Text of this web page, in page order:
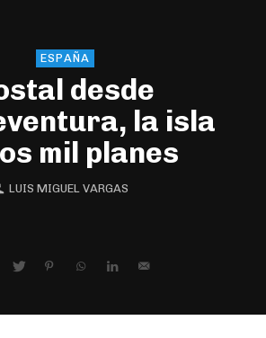
ESPAÑA
desde
la isla
mil planes
LUIS MIGUEL VARGAS